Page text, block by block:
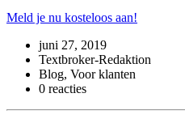
Meld je nu kosteloos aan!
juni 27, 2019
Textbroker-Redaktion
Blog, Voor klanten
0 reacties